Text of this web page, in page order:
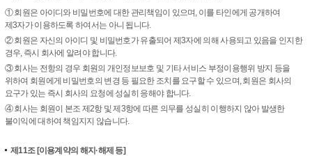
① 회원은 아이디와 비밀번호에 대한 관리책임이 있으며, 이를 타인에게 공개하여
제3자가 이용하도록 하여서는 아니 됩니다.
② 회원은 자신의 아이디 및 비밀번호가 유출되어 제3자에 의해 사용되고 있음을 인지한
경우, 즉시 회사에 알려야 합니다.
③ 회사는 전항의 경우 회원의 개인정보보호 및 기타 서비스 부정이용행위 방지 등을
위하여 회원에게 비밀번호의 변경 등 필요한 조치를 요구할 수 있으며, 회원은 회사의
요구가 있는 즉시 회사의 요청에 성실히 응해야 합니다.
④ 회사는 회원이 본조 제2항 및 제3항에 따른 의무를 성실히 이행하지 않아 발생한
불이익에 대하여 책임지지 않습니다.
제11조[이용계약의 해지·해제 등]